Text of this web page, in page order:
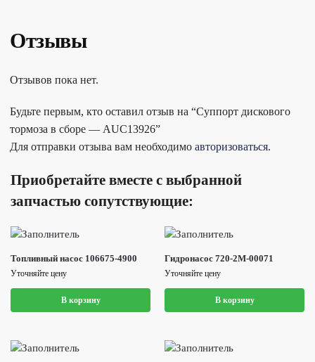
Отзывы
Отзывов пока нет.
Будьте первым, кто оставил отзыв на “Суппорт дискового
тормоза в сборе — AUC13926”
Для отправки отзыва вам необходимо авторизоваться.
Приобретайте вместе с выбранной
запчастью сопутствующие:
Топливный насос 106675-4900
Уточняйте цену
В корзину
Гидронасос 720-2M-00071
Уточняйте цену
В корзину